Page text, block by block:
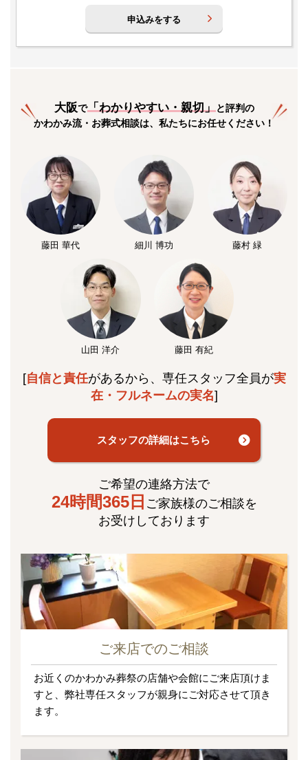
申込みをする
大阪で「わかりやすい・親切」と評判の
かわかみ流・お葬式相談は、私たちにお任せください！
藤田 華代 細川 博功 藤村 緑
山田 洋介 藤田 有紀
[自信と責任があるから、専任スタッフ全員が実
在・フルネームの実名]
スタッフの詳細はこちら
ご希望の連絡方法で
24時間365日 ご家族様のご相談を
お受けしております
ご来店でのご相談
お近くのかわかみ葬祭の店舗や会館にご来店頂けま
すと、弊社専任スタッフが親身にご対応させて頂き
ます。